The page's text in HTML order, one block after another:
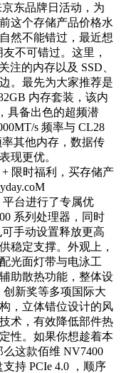
东品牌日活动，为
这个存储产品价格水
然不能错过，最近想
不可错过。这里，
注的内存以及 SSD、
。最先为大家推荐是
内存套装，该内
具备出色的超频潜
s 频率与 CL28
其他内存，数据传
现更优。
台进行了专属优
系列处理器，同时
手动设置释放更高
稳定支撑。外观上，
光面灯带与电泳工
助散热功能，整体设
新奖等多项国际大
，立体错位设计的风
术，有效降低部件热
性。如果你想趁着本
这款佰维 NV7400
持 PCIe 4.0 ，顺序